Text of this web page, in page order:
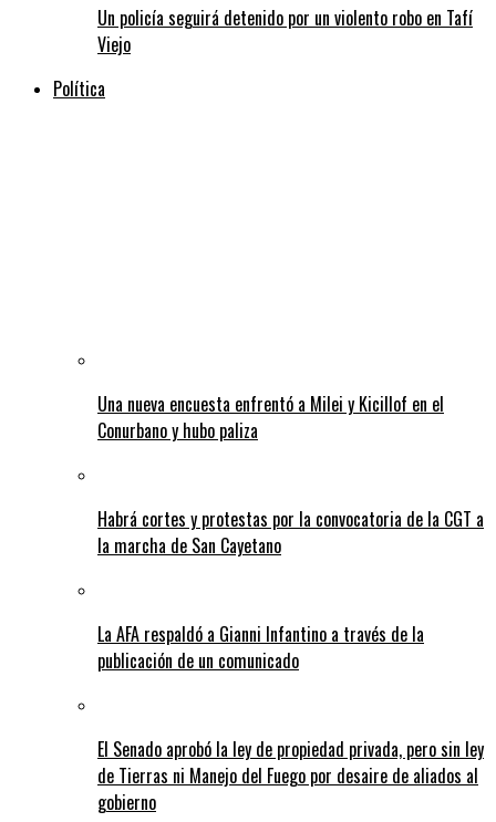
Un policía seguirá detenido por un violento robo en Tafí
Viejo
Política
Una nueva encuesta enfrentó a Milei y Kicillof en el
Conurbano y hubo paliza
Habrá cortes y protestas por la convocatoria de la CGT a
la marcha de San Cayetano
La AFA respaldó a Gianni Infantino a través de la
publicación de un comunicado
El Senado aprobó la ley de propiedad privada, pero sin ley
de Tierras ni Manejo del Fuego por desaire de aliados al
gobierno